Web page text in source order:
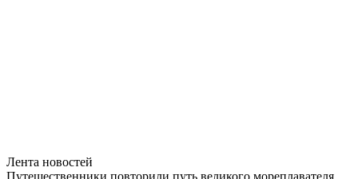
Лента новостей
Путешественники повторили путь великого мореплавателя